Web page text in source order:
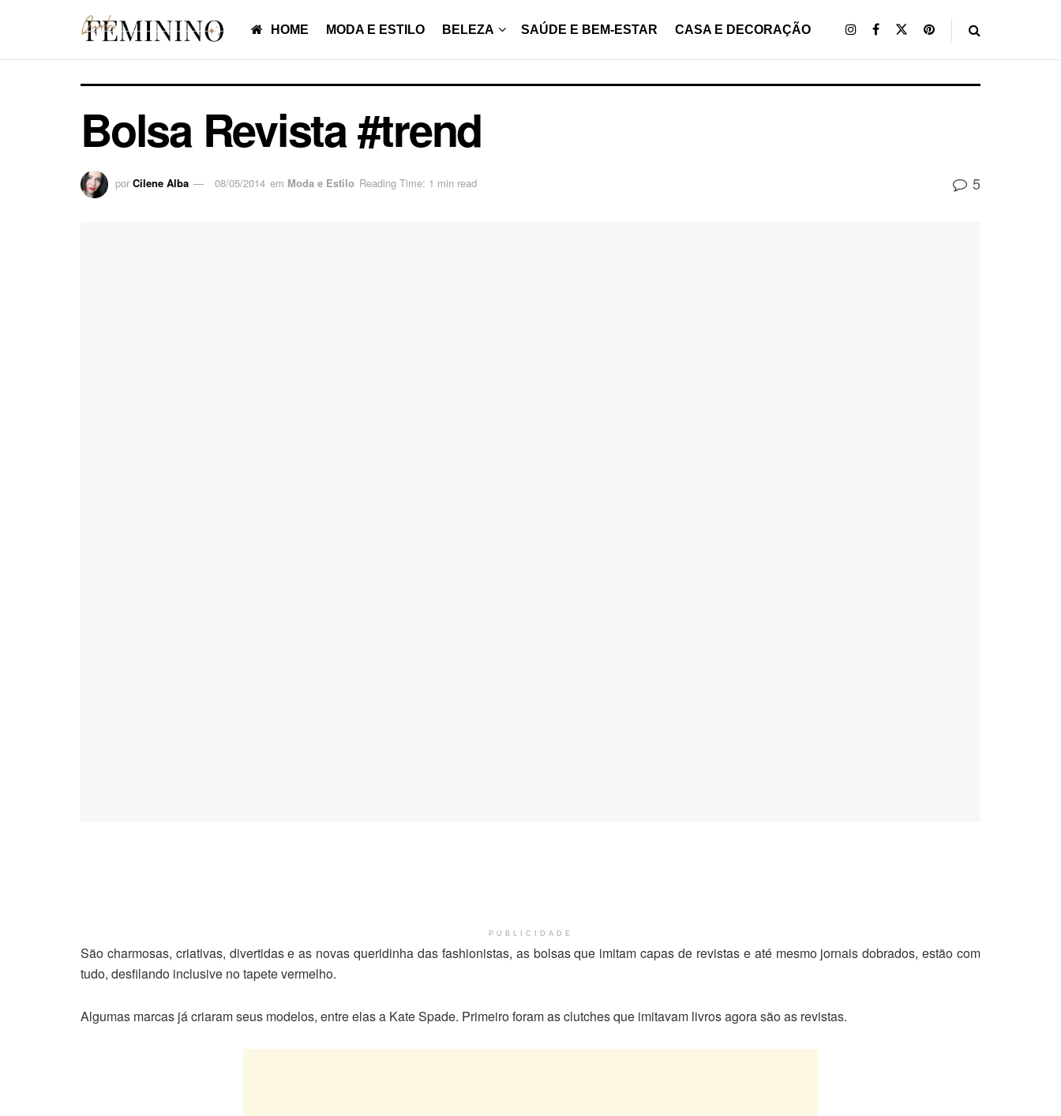
HOME MODA E ESTILO BELEZA SAÚDE E BEM-ESTAR CASA E DECORAÇÃO
Bolsa Revista #trend
por Cilene Alba 08/05/2014 em Moda e Estilo Reading Time: 1 min read 5
PUBLICIDADE
São charmosas, criativas, divertidas e as novas queridinha das fashionistas, as bolsas que imitam capas de revistas e até mesmo jornais dobrados, estão com
tudo, desfilando inclusive no tapete vermelho.
Algumas marcas já criaram seus modelos, entre elas a Kate Spade. Primeiro foram as clutches que imitavam livros agora são as revistas.